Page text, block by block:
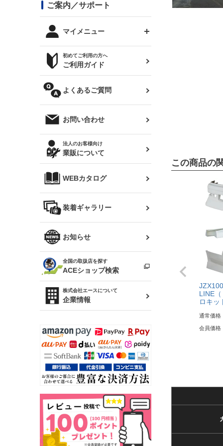
カナード
外装・補修パーツ
オリジンアーム(足回り)
レンズ
マフラー
リアウイング
リアゲート
メンテナンスパーツ
DTM:exclusive
まつど家 鉄八
JZX110 マークⅡ
ハイエース
レビン
トレノ
マークX
クラウン
クラウンマジェスタ
アリスト
ソアラ
アルテッツァ
プロボックス
RAV4
シルビア S14 前期
シルビア S15
180SX
ワンビア
Z32 フェアレディZ
R34 スカイライン
スカイライン
（ER34/R33/ECR33/R32）
キャラバン
ローレル
セフィーロ
RX-7
スバル
BRZ
レクサス
三菱
デリカ D:5
軽自動車
汎用
コンバットアイ用ライト
オプションタイヤ
サマータイヤ
ジムニー用タイヤ
ハイエース・バン用タイ
ホイールナット
ステッカー
トップス(半袖)
トップス(長袖)
パーカー
オーバーオール(つなぎ)
タオル
帽子
バッグ
ファッション小物
雑貨・ステーショナリー
ベビー用品
ご案内／サポート
マイメニュー
ログインする
お気に入りリスト
クーポンを見る
閲覧履歴
ニュースレターお申し込み
初めてご利用の方へ
ご利用ガイド
よくあるご質問
お問い合わせ
法人のお客様向け
業販について
WEBカタログ
装着ギャラリー
お知らせ
全国の取扱店を探す
ACEショップ検索
株式会社エースについて
企業情報
この商品の
LINE
ロキッ
通常価格
会員価格